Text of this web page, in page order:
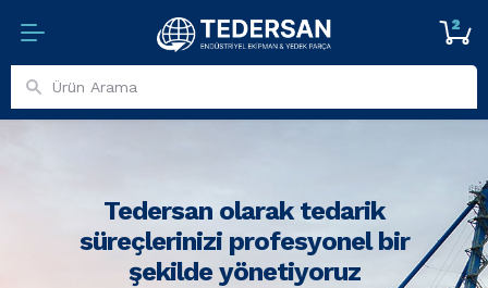
2
Tedersan olarak tedarik
süreçlerinizi profesyonel bir
şekilde yönetiyoruz